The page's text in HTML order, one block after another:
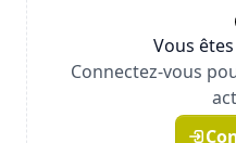
Vous
Connectez-vous